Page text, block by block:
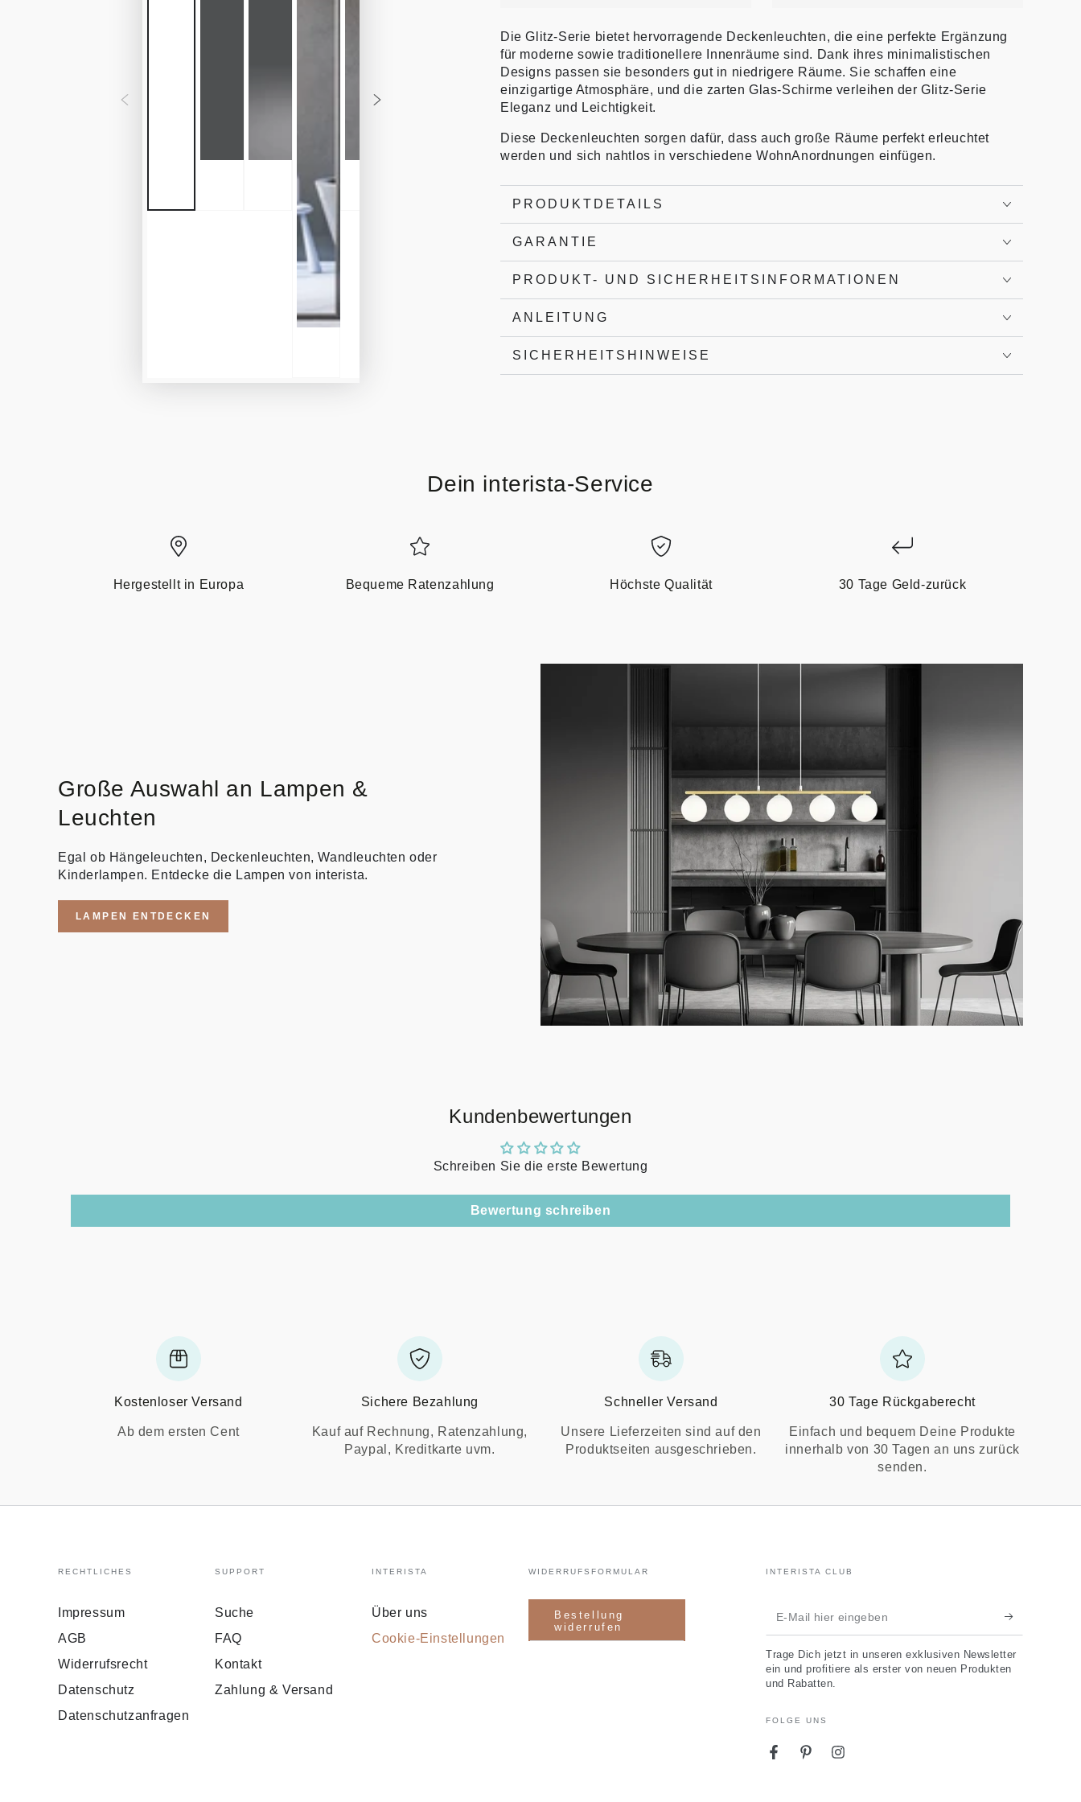
Die Glitz-Serie bietet hervorragende Deckenleuchten, die eine perfekte Ergänzung
für moderne sowie traditionellere Innenräume sind. Dank ihres minimalistischen
Designs passen sie besonders gut in niedrigere Räume. Sie schaffen eine
einzigartige Atmosphäre, und die zarten Glas-Schirme verleihen der Glitz-Serie
Eleganz und Leichtigkeit.
Diese Deckenleuchten sorgen dafür, dass auch große Räume perfekt erleuchtet
werden und sich nahtlos in verschiedene WohnAnordnungen einfügen.
PRODUKTDETAILS
GARANTIE
PRODUKT- UND SICHERHEITSINFORMATIONEN
ANLEITUNG
SICHERHEITSHINWEISE
Dein interista-Service
Hergestellt in Europa Bequeme Ratenzahlung Höchste Qualität 30 Tage Geld-zurück
Große Auswahl an Lampen &
Leuchten
Egal ob Hängeleuchten, Deckenleuchten, Wandleuchten oder
Kinderlampen. Entdecke die Lampen von interista.
LAMPEN ENTDECKEN
Kundenbewertungen
Schreiben Sie die erste Bewertung
Bewertung schreiben
Kostenloser Versand
Ab dem ersten Cent
Sichere Bezahlung
Kauf auf Rechnung, Ratenzahlung,
Paypal, Kreditkarte uvm.
Schneller Versand
Unsere Lieferzeiten sind auf den
Produktseiten ausgeschrieben.
30 Tage Rückgaberecht
Einfach und bequem Deine Produkte
innerhalb von 30 Tagen an uns zurück
senden.
RECHTLICHES
Impressum
AGB
Widerrufsrecht
Datenschutz
Datenschutzanfragen
SUPPORT
Suche
FAQ
Kontakt
Zahlung & Versand
INTERISTA
Über uns
Cookie-Einstellungen
WIDERRUFSFORMULAR
Bestellung
widerrufen
INTERISTA CLUB
E-
Mail
hier
eingeben
Trage Dich jetzt in unseren exklusiven Newsletter
ein und profitiere als erster von neuen Produkten
und Rabatten.
FOLGE UNS
FacebookPinterestInstagram